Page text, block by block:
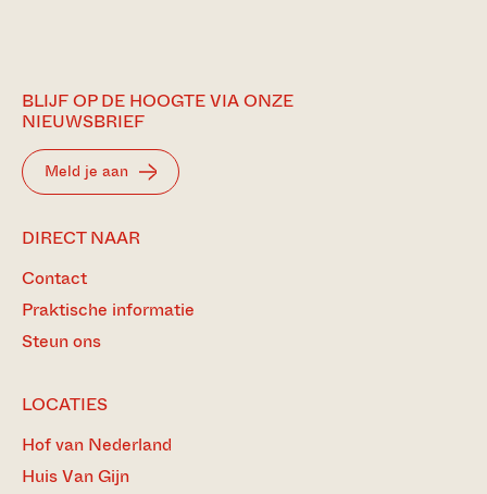
BLIJF OP DE HOOGTE VIA ONZE
NIEUWSBRIEF
Meld je aan
DIRECT NAAR
Contact
Praktische informatie
Steun ons
LOCATIES
Hof van Nederland
Huis Van Gijn